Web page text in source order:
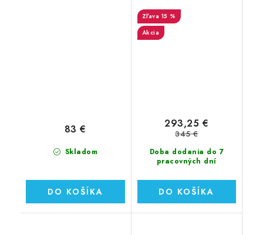
Skladom
83 €
DO KOŠÍKA
Modern s držiakom a
ručnou sprchou
15 %
Akcia
Doba dodania do 7
pracovných dní
293,25 €
345 €
DO KOŠÍKA